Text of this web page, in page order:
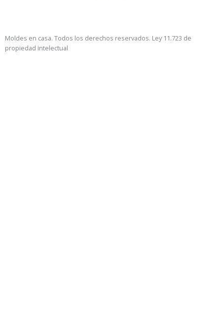
Moldes en casa. Todos los derechos reservados. Ley 11.723 de
propiedad intelectual